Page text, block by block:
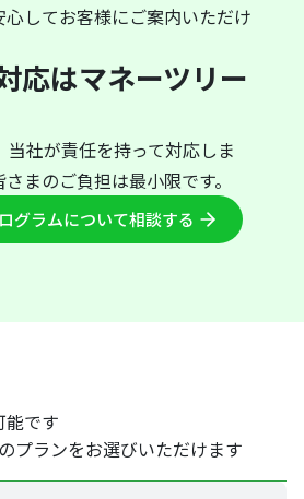
してお客様にご案内いただけ
応はマネーツリー
当社が責任を持って対応しま
まのご負担は最小限です。
グラムについて相談する
能です
プランをお選びいただけます